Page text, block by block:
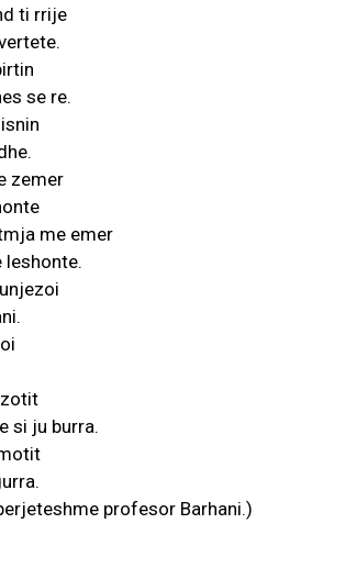
ti rrije
se re.
zemer
me emer
leshonte.
zotit
si ju burra.
profesor Barhani.)